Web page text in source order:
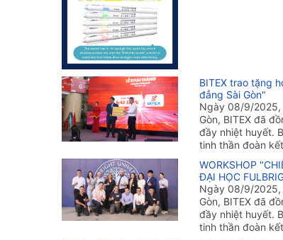
BITEX trao tặng
đẳng Sài Gòn"
Ngày 08/9/2025,
Gòn, BITEX đã
đầy nhiệt huyết.
tinh thần đoàn
WORKSHOP
ĐẠI HỌC
Ngày 08/9/2025,
Gòn, BITEX đã
đầy nhiệt huyết.
tinh thần đoàn